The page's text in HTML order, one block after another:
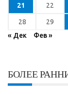
21 22
28 29
« Дек
Фев »
БОЛЕЕ